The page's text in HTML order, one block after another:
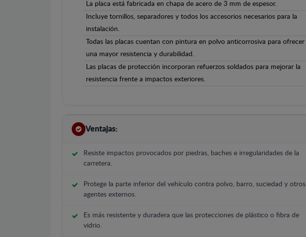
La placa está fabricada en chapa de acero de 3 mm de espesor.
Incluye tornillos, separadores y todos los accesorios necesarios para la
instalación.
Todas las placas cuentan con pintura en polvo anticorrosiva para ofrecer
una mayor resistencia y durabilidad.
Las placas de protección incorporan refuerzos soldados para mejorar la
resistencia frente a impactos exteriores.
Ventajas:
Resiste impactos provocados por piedras, baches e irregularidades de la
carretera.
Protege la parte inferior del vehículo contra polvo, barro, suciedad y otros
agentes externos.
Es más resistente y duradera que las protecciones de plástico o fibra de
vidrio.